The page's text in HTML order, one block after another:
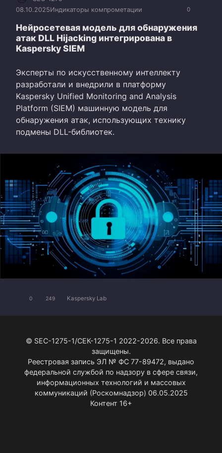
0
08.10.2025Индикаторы компрометации
Нейросетевая модель для обнаружения
атак DLL Hijacking интегрирована в
Kaspersky SIEM
Эксперты по искусственному интеллекту
разработали и внедрили в платформу
Kaspersky Unified Monitoring and Analysis
Platform (SIEM) машинную модель для
обнаружения атак, использующих технику
подмены DLL-библиотек.
0 249 Kaspersky Lab
© SEC-1275-1/СЕК-1275-1 2022-2026. Все права
защищены.
Реестровая запись ЭЛ № ФС 77-89472, выдано
федеральной службой по надзору в сфере связи,
информационных технологий и массовых
коммуникаций (Роскомнадзор) 06.05.2025
Контент 16+